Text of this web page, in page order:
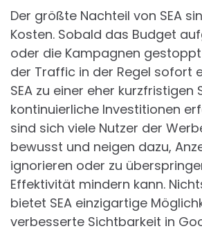
Der größte Nachteil von SEA
Kosten. Sobald das Budget
oder die Kampagnen
der Traffic in der Regel sofort
SEA zu einer eher kurzfristigen
kontinuierliche Investitionen
sind sich viele Nutzer der
bewusst und neigen dazu,
ignorieren oder zu
Effektivität mindern kann.
bietet SEA einzigartige
verbesserte Sichtbarkeit in